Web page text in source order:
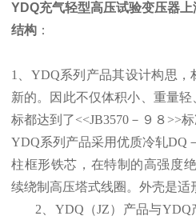
YDQ充气轻型高压试验变压器上
结构 ：
1、YDQ系列产品其设计构思
新的。因此不仅体积小、重量
标都达到了<<JB3570－９８>>标
YDQ系列产品采用优质冷轧DQ
柱框形铁芯，在特制的高强度
续绕制高压塔式线圈。外壳是适
2、YDQ（JZ）产品与YDQ